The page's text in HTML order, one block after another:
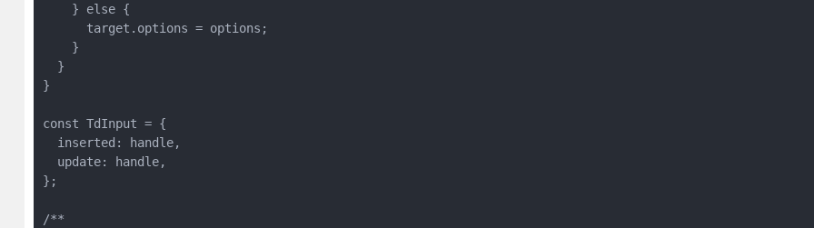
    } else {
      target.options = options;
    }
  }
}
const TdInput = {
  inserted: handle,
  update: handle,
};
/**